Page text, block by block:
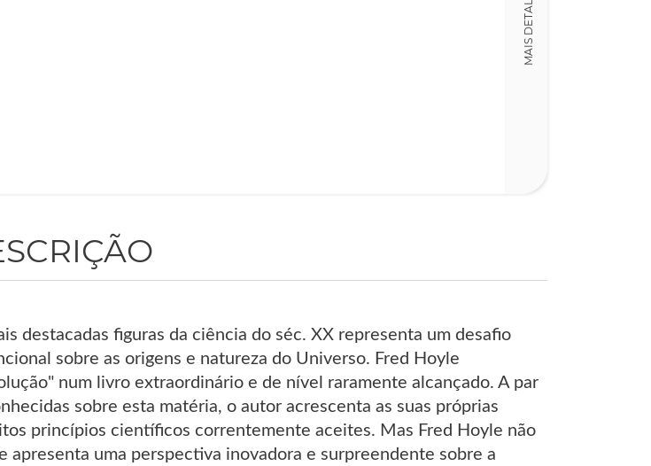
MAIS DETALHES
destacadas figuras da ciência do séc. XX representa um desafio
sobre as origens e natureza do Universo. Fred Hoyle
num livro extraordinário e de nível raramente alcançado. A par
sobre esta matéria, o autor acrescenta as suas próprias
princípios científicos correntemente aceites. Mas Fred Hoyle não
apresenta uma perspectiva inovadora e surpreendente sobre a